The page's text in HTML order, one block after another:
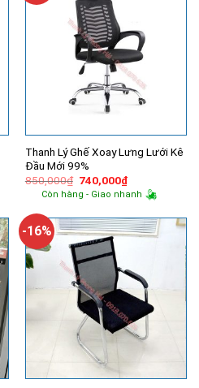
Thanh Lý Ghế Xoay Lưng Lưới Kê
Đầu Mới 99%
850,000₫ Giá
gốc
là:
740,000₫Giá
hiện
tại
740,000₫.
Còn hàng - Giao nhanh
-16%